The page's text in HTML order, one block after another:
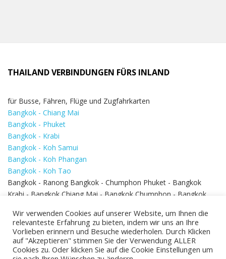
THAILAND VERBINDUNGEN FÜRS INLAND
für Busse, Fähren, Flüge und Zugfahrkarten
Bangkok - Chiang Mai
Bangkok - Phuket
Bangkok - Krabi
Bangkok - Koh Samui
Bangkok - Koh Phangan
Bangkok - Koh Tao
Bangkok - Ranong Bangkok - Chumphon Phuket - Bangkok
Krabi - Bangkok Chiang Mai - Bangkok Chumphon - Bangkok
Bangkok - Hua Hin
Wir verwenden Cookies auf unserer Website, um Ihnen die
relevanteste Erfahrung zu bieten, indem wir uns an Ihre
Vorlieben erinnern und Besuche wiederholen. Durch Klicken
auf "Akzeptieren" stimmen Sie der Verwendung ALLER
Cookies zu. Oder klicken Sie auf die Cookie Einstellungen um